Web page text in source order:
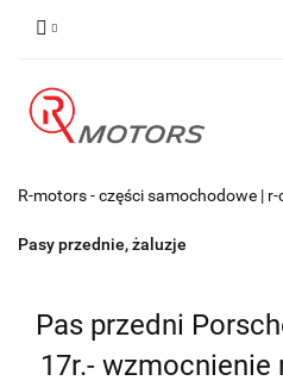
R-motors - części samochodowe | r-
Pasy przednie, żaluzje
Pas przedni
17r.- wzmocnienie